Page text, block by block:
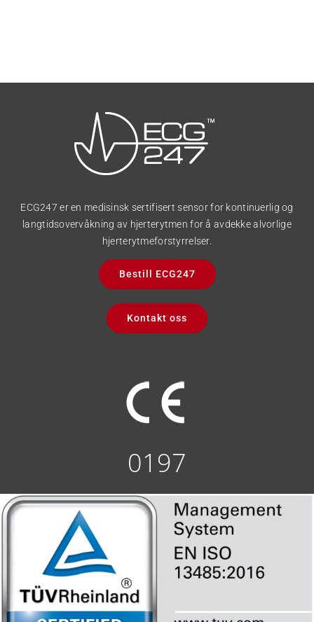
ECG247 er en medisinsk sertifisert sensor for kontinuerlig og
langtidsovervåkning av hjerterytmen for å avdekke alvorlige
hjerterytmeforstyrrelser.
Bestill ECG247
Kontakt oss
0197